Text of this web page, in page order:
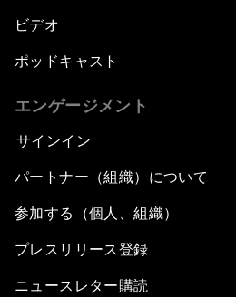
ビデオ
ポッドキャスト
エンゲージメント
サインイン
パートナー（組織）について
参加する（個人、組織）
プレスリリース登録
ニュースレター購読